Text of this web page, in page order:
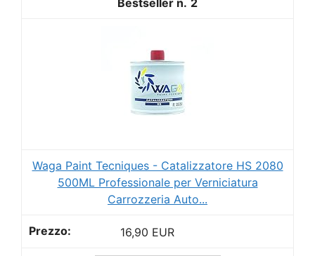
2
Waga Paint Tecniques - Catalizzatore HS 2080
500ML Professionale per Verniciatura
Carrozzeria Auto...
16,90 EUR